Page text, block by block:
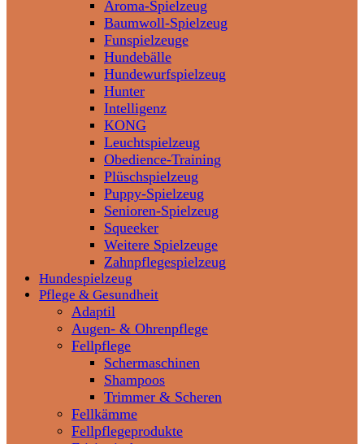
Aroma-Spielzeug
Baumwoll-Spielzeug
Funspielzeuge
Hundebälle
Hundewurfspielzeug
Hunter
Intelligenz
KONG
Leuchtspielzeug
Obedience-Training
Plüschspielzeug
Puppy-Spielzeug
Senioren-Spielzeug
Squeeker
Weitere Spielzeuge
Zahnpflegespielzeug
Hundespielzeug
Pflege & Gesundheit
Adaptil
Augen- & Ohrenpflege
Fellpflege
Schermaschinen
Shampoos
Trimmer & Scheren
Fellkämme
Fellpflegeprodukte